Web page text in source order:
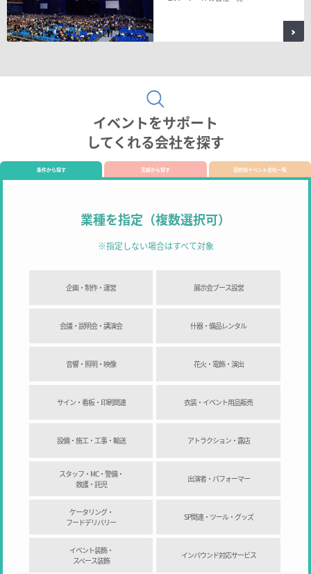
イベントをサポート
してくれる会社を探す
条件から探す 実績から探す 目的別イベント会社一覧
業種を指定（複数選択可）
※指定しない場合はすべて対象
企画・制作・運営 展示会ブース設営
会議・説明会・講演会 什器・備品レンタル
音響・照明・映像 花火・電飾・演出
サイン・看板・印刷関連 衣装・イベント用品販売
設備・施工・工事・輸送 アトラクション・露店
スタッフ・MC・警備・
救護・託児
出演者・パフォーマー
ケータリング・
フードデリバリー
SP関連・ツール・グッズ
イベント装飾・
スペース装飾
インバウンド対応サービス